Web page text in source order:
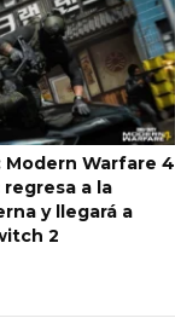
Modern Warfare 4
a la
y llegará a
2